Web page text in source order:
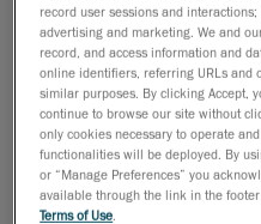
quadrati.
La dirigenza ha
con tutti i i propri
Saint-Georges a Vieux-
i dipartimenti di: ricerca
assemblaggio, servizi
marketing ed
record user sessions and
advertising and marketing. We and
record, and access information and
online identifiers, referring URLs and
similar purposes. By clicking Accept,
continue to browse our site without
only cookies necessary to operate
functionalities will be deployed. By
or “Manage Preferences” you
available through the link in the
Terms of Use.